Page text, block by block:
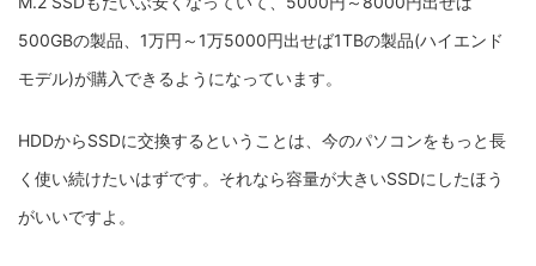
500GBの製品、1万円～1万5000円出せば1TBの製品(ハイエンド
モデル)が購入できるようになっています。
HDDからSSDに交換するということは、今のパソコンをもっと長
く使い続けたいはずです。それなら容量が大きいSSDにしたほう
がいいですよ。